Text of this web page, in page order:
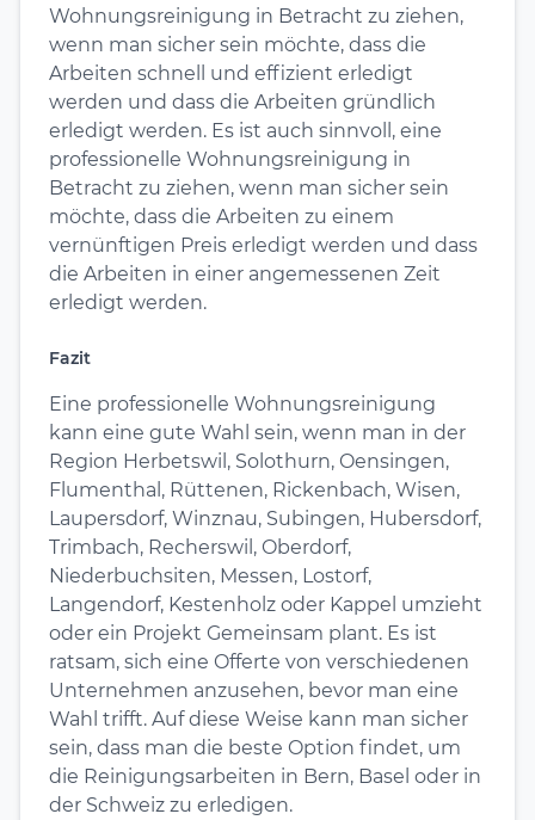
Wohnungsreinigung in Betracht zu ziehen,
wenn man sicher sein möchte, dass die
Arbeiten schnell und effizient erledigt
werden und dass die Arbeiten gründlich
erledigt werden. Es ist auch sinnvoll, eine
professionelle Wohnungsreinigung in
Betracht zu ziehen, wenn man sicher sein
möchte, dass die Arbeiten zu einem
vernünftigen Preis erledigt werden und dass
die Arbeiten in einer angemessenen Zeit
erledigt werden.
Fazit
Eine professionelle Wohnungsreinigung
kann eine gute Wahl sein, wenn man in der
Region Herbetswil, Solothurn, Oensingen,
Flumenthal, Rüttenen, Rickenbach, Wisen,
Laupersdorf, Winznau, Subingen, Hubersdorf,
Trimbach, Recherswil, Oberdorf,
Niederbuchsiten, Messen, Lostorf,
Langendorf, Kestenholz oder Kappel umzieht
oder ein Projekt Gemeinsam plant. Es ist
ratsam, sich eine Offerte von verschiedenen
Unternehmen anzusehen, bevor man eine
Wahl trifft. Auf diese Weise kann man sicher
sein, dass man die beste Option findet, um
die Reinigungsarbeiten in Bern, Basel oder in
der Schweiz zu erledigen.